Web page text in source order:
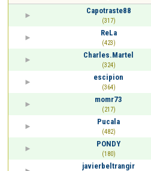
Capotraste88
(317)
ReLa
(423)
Charles.Martel
(324)
escipion
(364)
momr73
(217)
Pucala
(482)
PONDY
(180)
javierbeltrangir